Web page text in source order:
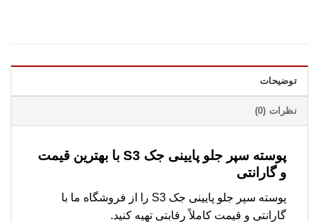
توضیحات
نظرات (0)
پوسته سپر جلو پایینی جک S3 با بهترین قیمت
و گارانتی
پوسته سپر جلو پایینی جک S3 را از فروشگاه ما با
گارانتی و قیمت کاملاً رقابتی تهیه کنید.